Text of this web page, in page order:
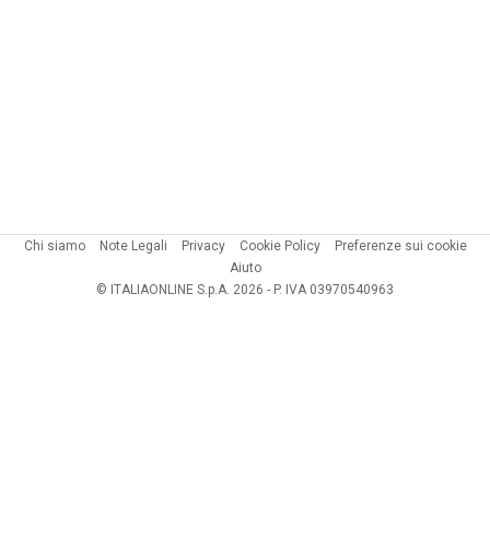
Chi siamo Note Legali Privacy Cookie Policy
Preferenze sui cookie
Aiuto
© ITALIAONLINE S.p.A. 2026 - P. IVA 03970540963